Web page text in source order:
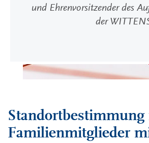
und Ehrenvorsitzender des
der
Familienmitglieder